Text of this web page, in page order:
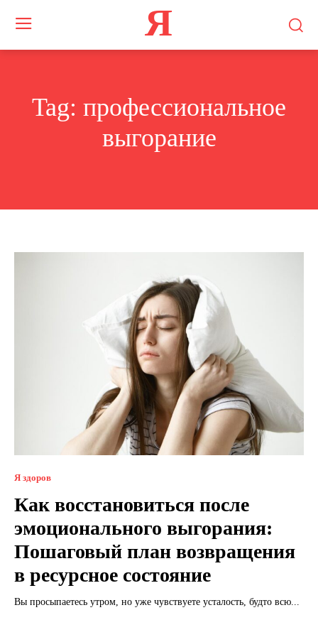
Я
Tag: профессиональное
выгорание
Я здоров
Как восстановиться после
эмоционального выгорания:
Пошаговый план возвращения
в ресурсное состояние
Вы просыпаетесь утром, но уже чувствуете усталость, будто всю...